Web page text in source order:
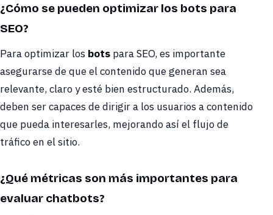
¿Cómo se pueden optimizar los bots para
SEO?
Para optimizar los bots para SEO, es importante
asegurarse de que el contenido que generan sea
relevante, claro y esté bien estructurado. Además,
deben ser capaces de dirigir a los usuarios a contenido
que pueda interesarles, mejorando así el flujo de
tráfico en el sitio.
¿Qué métricas son más importantes para
evaluar chatbots?